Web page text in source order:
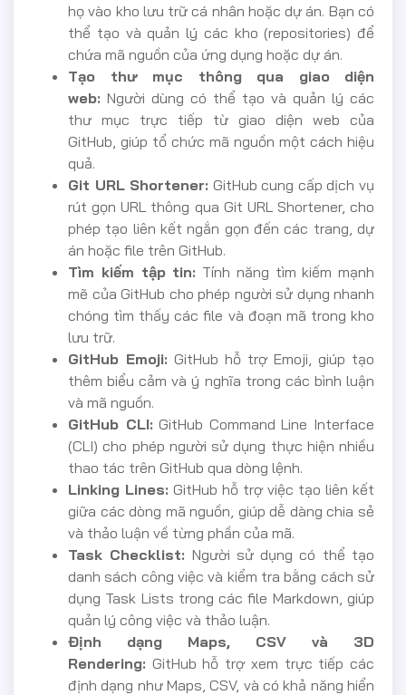
họ vào kho lưu trữ cá nhân hoặc dự án. Bạn có
thể tạo và quản lý các kho (repositories) để
chứa mã nguồn của ứng dụng hoặc dự án.
Tạo thư mục thông qua giao diện
web: Người dùng có thể tạo và quản lý các
thư mục trực tiếp từ giao diện web của
GitHub, giúp tổ chức mã nguồn một cách hiệu
quả.
Git URL Shortener: GitHub cung cấp dịch vụ
rút gọn URL thông qua Git URL Shortener, cho
phép tạo liên kết ngắn gọn đến các trang, dự
án hoặc file trên GitHub.
Tìm kiếm tập tin: Tính năng tìm kiếm mạnh
mẽ của GitHub cho phép người sử dụng nhanh
chóng tìm thấy các file và đoạn mã trong kho
lưu trữ.
GitHub Emoji: GitHub hỗ trợ Emoji, giúp tạo
thêm biểu cảm và ý nghĩa trong các bình luận
và mã nguồn.
GitHub CLI: GitHub Command Line Interface
(CLI) cho phép người sử dụng thực hiện nhiều
thao tác trên GitHub qua dòng lệnh.
Linking Lines: GitHub hỗ trợ việc tạo liên kết
giữa các dòng mã nguồn, giúp dễ dàng chia sẻ
và thảo luận về từng phần của mã.
Task Checklist: Người sử dụng có thể tạo
danh sách công việc và kiểm tra bằng cách sử
dụng Task Lists trong các file Markdown, giúp
quản lý công việc và thảo luận.
Định dạng Maps, CSV và 3D
Rendering: GitHub hỗ trợ xem trực tiếp các
định dạng như Maps, CSV, và có khả năng hiển